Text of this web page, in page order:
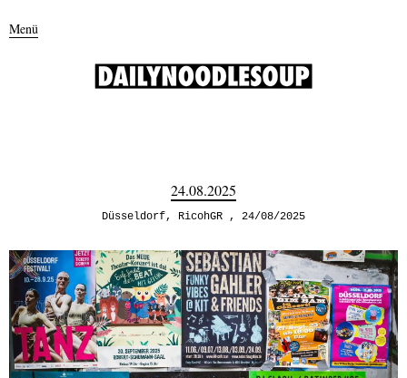
Menü
24.08.2025
Düsseldorf, RicohGR 24/08/2025